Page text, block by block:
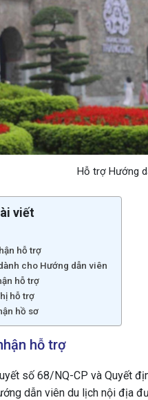
Hỗ trợ Hướng
viết
hỗ trợ
cho Hướng dẫn viên
hỗ trợ
hỗ trợ
hồ sơ
hỗ trợ
số 68/NQ-CP và Quyết
dẫn viên du lịch nội địa